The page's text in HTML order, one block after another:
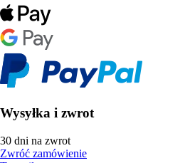
Wysyłka i zwrot
30 dni na zwrot
Zwróć zamówienie